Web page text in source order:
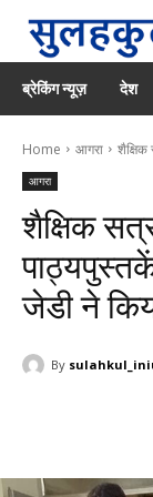
ब्रेकिंग न्यूज़ देश
Home आगरा
आगरा
शैक्षिक
जेडी ने
By